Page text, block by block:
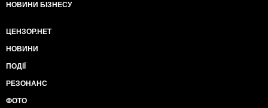
НОВИНИ БІЗНЕСУ
ЦЕНЗОР.НЕТ
НОВИНИ
ПОДІЇ
РЕЗОНАНС
ФОТО